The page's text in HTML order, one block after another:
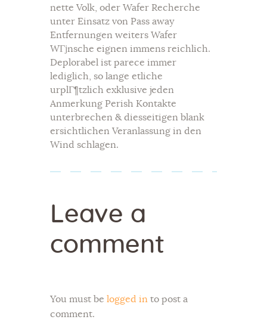
nette Volk, oder Wafer Recherche
unter Einsatz von Pass away
Entfernungen weiters Wafer
WГјnsche eignen immens reichlich.
Deplorabel ist parece immer
lediglich, so lange etliche
urplГ¶tzlich exklusive jeden
Anmerkung Perish Kontakte
unterbrechen & diesseitigen blank
ersichtlichen Veranlassung in den
Wind schlagen.
Leave a
comment
You must be logged in to post a
comment.